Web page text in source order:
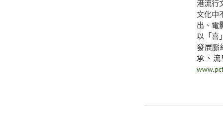
港流行
文化中
出、電
以「喜
發展脈
承、流